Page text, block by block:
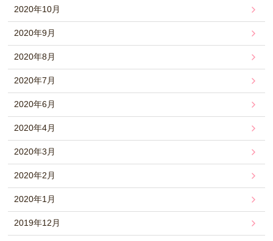
2020年10月
2020年9月
2020年8月
2020年7月
2020年6月
2020年4月
2020年3月
2020年2月
2020年1月
2019年12月